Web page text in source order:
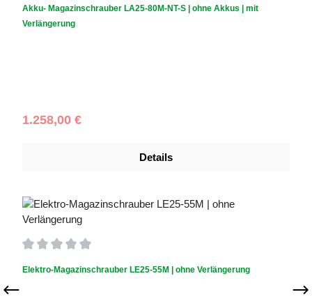
Akku- Magazinschrauber LA25-80M-NT-S | ohne Akkus | mit
Verlängerung
Regulärer Preis:
1.258,00 €
Details
Elektro-Magazinschrauber LE25-55M | ohne Verlängerung